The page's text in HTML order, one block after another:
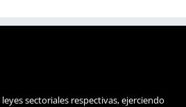
sectoriales respectivas, ejerciendo